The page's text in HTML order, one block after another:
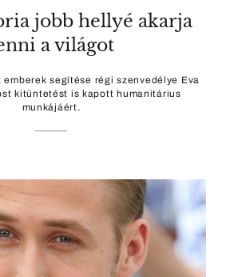
jobb hellyé akarja
a világot
emberek segítése régi szenvedélye Eva
kitüntetést is kapott humanitárius
munkájáért.